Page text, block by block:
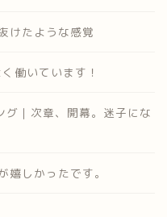
けたような感覚
働いています！
グ｜次章、開幕。迷子にな
嬉しかったです。